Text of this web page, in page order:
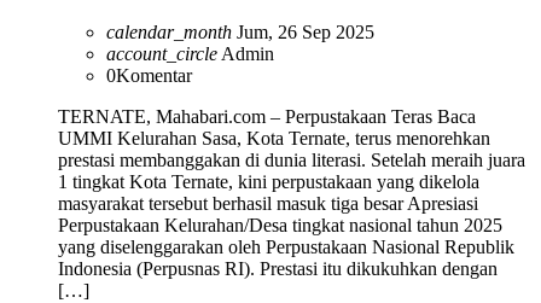
calendar_month Jum, 26 Sep 2025
account_circleAdmin
0Komentar
TERNATE, Mahabari.com – Perpustakaan Teras Baca
UMMI Kelurahan Sasa, Kota Ternate, terus menorehkan
prestasi membanggakan di dunia literasi. Setelah meraih juara
1 tingkat Kota Ternate, kini perpustakaan yang dikelola
masyarakat tersebut berhasil masuk tiga besar Apresiasi
Perpustakaan Kelurahan/Desa tingkat nasional tahun 2025
yang diselenggarakan oleh Perpustakaan Nasional Republik
Indonesia (Perpusnas RI). Prestasi itu dikukuhkan dengan
[…]